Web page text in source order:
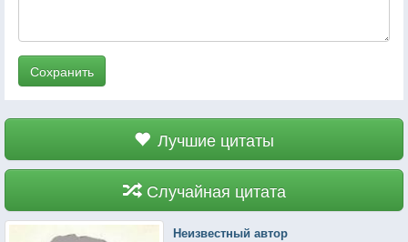
Сохранить
Лучшие цитаты
Случайная цитата
Неизвестный автор